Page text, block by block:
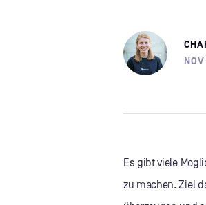
Es gibt viele
zu machen. Ziel